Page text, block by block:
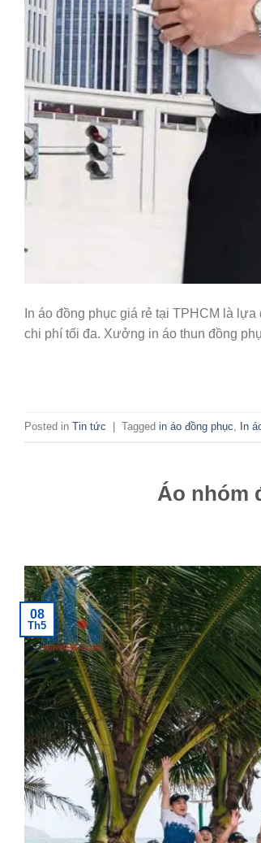
In áo đồng phục giá rẻ tại TPHCM là
chi phí tối đa. Xưởng in áo thun đồng
Posted in Tin tức Tagged in áo đồng phục In
Áo nhóm
08
Th5